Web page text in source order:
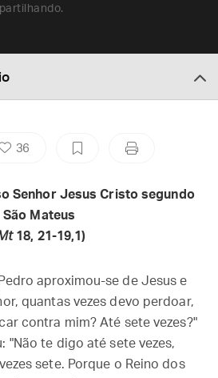
36
Senhor Jesus Cristo segundo
São Mateus
18, 21-19,1)
aproximou-se de Jesus e
quantas vezes devo perdoar,
contra mim? Até sete vezes?"
"Não te digo até sete vezes,
sete. Porque o Reino dos